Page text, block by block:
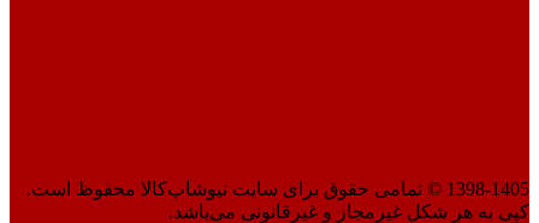
1398-1405 © تمامی حقوق برای سایت نیوشاپ‌کالا محفوظ است.
کپی به هر شکل غیرمجاز و غیرقانونی می‌باشد.